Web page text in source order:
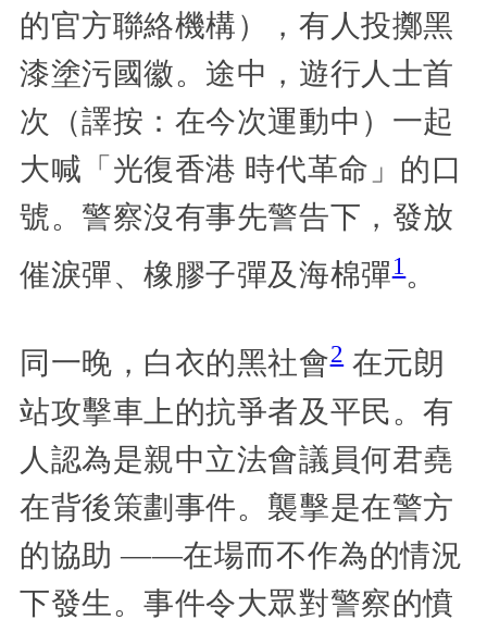
的官方聯絡機構），有人投擲黑
漆塗污國徽。途中，遊行人士首
次（譯按：在今次運動中）一起
大喊「光復香港 時代革命」的口
號。警察沒有事先警告下，發放
催淚彈、橡膠子彈及海棉彈1 。
同一晚，白衣的黑社會2在元朗
站攻擊車上的抗爭者及平民。有
人認為是親中立法會議員何君堯
在背後策劃事件。襲擊是在警方
的協助 ——在場而不作為的情況
下發生。事件令大眾對警察的憤